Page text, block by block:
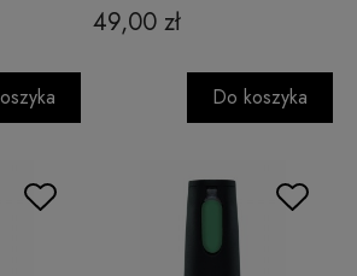
49,00 zł
Do koszyka